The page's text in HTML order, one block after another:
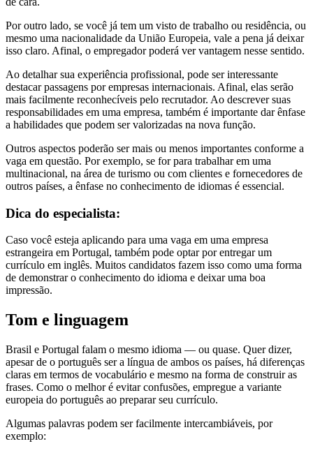
Por outro lado, se você já tem um visto de trabalho ou residência, ou
mesmo uma nacionalidade da União Europeia, vale a pena já deixar
isso claro. Afinal, o empregador poderá ver vantagem nesse sentido.
Ao detalhar sua experiência profissional, pode ser interessante
destacar passagens por empresas internacionais. Afinal, elas serão
mais facilmente reconhecíveis pelo recrutador. Ao descrever suas
responsabilidades em uma empresa, também é importante dar ênfase
a habilidades que podem ser valorizadas na nova função.
Outros aspectos poderão ser mais ou menos importantes conforme a
vaga em questão. Por exemplo, se for para trabalhar em uma
multinacional, na área de turismo ou com clientes e fornecedores de
outros países, a ênfase no conhecimento de idiomas é essencial.
Dica do especialista:
Caso você esteja aplicando para uma vaga em uma empresa
estrangeira em Portugal, também pode optar por entregar um
currículo em inglês. Muitos candidatos fazem isso como uma forma
de demonstrar o conhecimento do idioma e deixar uma boa
impressão.
Tom e linguagem
Brasil e Portugal falam o mesmo idioma — ou quase. Quer dizer,
apesar de o português ser a língua de ambos os países, há diferenças
claras em termos de vocabulário e mesmo na forma de construir as
frases. Como o melhor é evitar confusões, empregue a variante
europeia do português ao preparar seu currículo.
Algumas palavras podem ser facilmente intercambiáveis, por
exemplo: